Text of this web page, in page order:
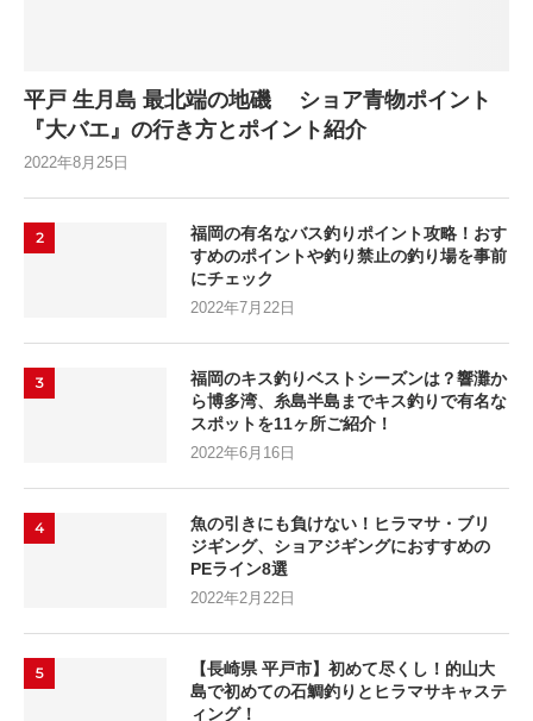
平戸 生月島 最北端の地磯 ショア青物ポイント
『大バエ』の行き方とポイント紹介
2022年8月25日
2
福岡の有名なバス釣りポイント攻略！おす
すめのポイントや釣り禁止の釣り場を事前
にチェック
2022年7月22日
3
福岡のキス釣りベストシーズンは？響灘か
ら博多湾、糸島半島までキス釣りで有名な
スポットを11ヶ所ご紹介！
2022年6月16日
4
魚の引きにも負けない！ヒラマサ・ブリ
ジギング、ショアジギングにおすすめの
PEライン8選
2022年2月22日
5
【長崎県 平戸市】初めて尽くし！的山大
島で初めての石鯛釣りとヒラマサキャステ
ィング！